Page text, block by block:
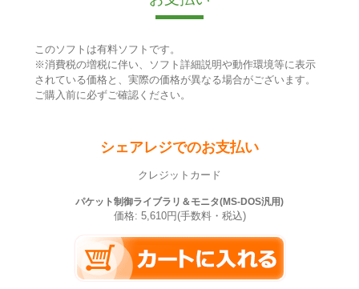
このソフトは有料ソフトです。
※消費税の増税に伴い、ソフト詳細説明や動作環境等に表示
されている価格と、実際の価格が異なる場合がございます。
ご購入前に必ずご確認ください。
シェアレジでのお支払い
クレジットカード
パケット制御ライブラリ＆モニタ(MS-DOS汎用)
価格: 5,610円(手数料・税込)